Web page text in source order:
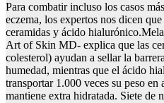
Para combatir incluso los casos
eczema, los expertos nos dicen
ceramidas y ácido
Art of Skin MD- explica que las
colesterol) ayudan a sellar la
humedad, mientras que el ácido
transportar 1.000 veces su peso
mantiene extra hidratada. Siete de